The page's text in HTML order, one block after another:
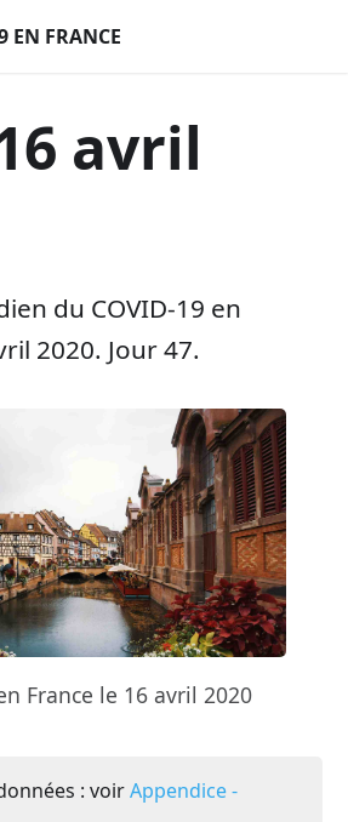
EN FRANCE
avril
du COVID-19 en
2020. Jour 47.
France le 16 avril 2020
: voirAppendice -